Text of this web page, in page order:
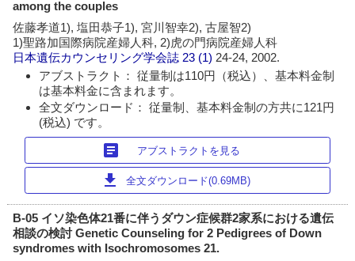
among the couples
佐藤孝道1), 塩田恭子1), 宮川智幸2), 古屋智2)
1)聖路加国際病院産婦人科, 2)虎の門病院産婦人科
日本遺伝カウンセリング学会誌 23 (1) 24-24, 2002.
アブストラクト： 従量制は110円（税込）、基本料金制
は基本料金に含まれます。
全文ダウンロード： 従量制、基本料金制の方共に121円
(税込) です。
article アブストラクトを見る
download 全文ダウンロード(0.69MB)
B-05 イソ染色体21番に伴うダウン症候群2家系における遺伝
相談の検討 Genetic Counseling for 2 Pedigrees of Down
syndromes with Isochromosomes 21.